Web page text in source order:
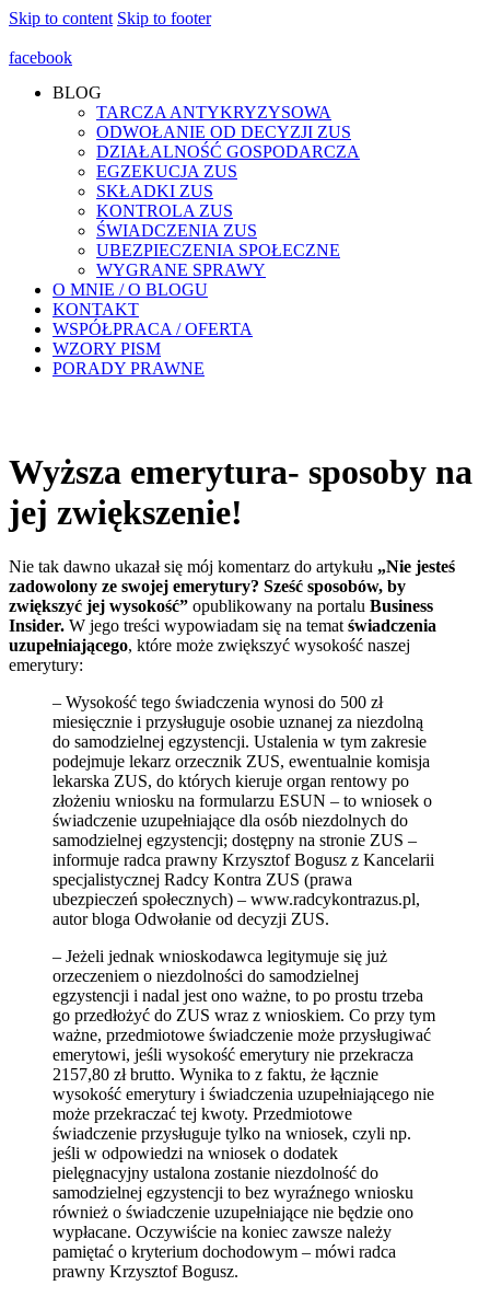
Skip to content Skip to footer
facebook
BLOG
TARCZA ANTYKRYZYSOWA
ODWOŁANIE OD DECYZJI ZUS
DZIAŁALNOŚĆ GOSPODARCZA
EGZEKUCJA ZUS
SKŁADKI ZUS
KONTROLA ZUS
ŚWIADCZENIA ZUS
UBEZPIECZENIA SPOŁECZNE
WYGRANE SPRAWY
O MNIE / O BLOGU
KONTAKT
WSPÓŁPRACA / OFERTA
WZORY PISM
PORADY PRAWNE
Wyższa emerytura- sposoby na
jej zwiększenie!
Nie tak dawno ukazał się mój komentarz do artykułu „Nie jesteś
zadowolony ze swojej emerytury? Sześć sposobów, by
zwiększyć jej wysokość” opublikowany na portalu Business
Insider. W jego treści wypowiadam się na temat świadczenia
uzupełniającego, które może zwiększyć wysokość naszej
emerytury:
– Wysokość tego świadczenia wynosi do 500 zł
miesięcznie i przysługuje osobie uznanej za niezdolną
do samodzielnej egzystencji. Ustalenia w tym zakresie
podejmuje lekarz orzecznik ZUS, ewentualnie komisja
lekarska ZUS, do których kieruje organ rentowy po
złożeniu wniosku na formularzu ESUN – to wniosek o
świadczenie uzupełniające dla osób niezdolnych do
samodzielnej egzystencji; dostępny na stronie ZUS –
informuje radca prawny Krzysztof Bogusz z Kancelarii
specjalistycznej Radcy Kontra ZUS (prawa
ubezpieczeń społecznych) – www.radcykontrazus.pl,
autor bloga Odwołanie od decyzji ZUS.
– Jeżeli jednak wnioskodawca legitymuje się już
orzeczeniem o niezdolności do samodzielnej
egzystencji i nadal jest ono ważne, to po prostu trzeba
go przedłożyć do ZUS wraz z wnioskiem. Co przy tym
ważne, przedmiotowe świadczenie może przysługiwać
emerytowi, jeśli wysokość emerytury nie przekracza
2157,80 zł brutto. Wynika to z faktu, że łącznie
wysokość emerytury i świadczenia uzupełniającego nie
może przekraczać tej kwoty. Przedmiotowe
świadczenie przysługuje tylko na wniosek, czyli np.
jeśli w odpowiedzi na wniosek o dodatek
pielęgnacyjny ustalona zostanie niezdolność do
samodzielnej egzystencji to bez wyraźnego wniosku
również o świadczenie uzupełniające nie będzie ono
wypłacane. Oczywiście na koniec zawsze należy
pamiętać o kryterium dochodowym – mówi radca
prawny Krzysztof Bogusz.